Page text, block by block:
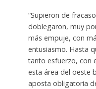
“Supieron de
doblegaron, muy
más empuje, con
entusiasmo. Hasta
tanto esfuerzo, con
esta área del oeste
aposta obligatoria